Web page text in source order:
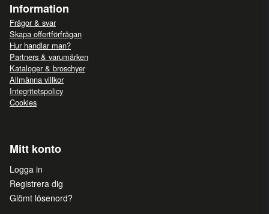
Information
Frågor & svar
Skapa offertförfrågan
Hur handlar man?
Partners & varumärken
Kataloger & broschyer
Allmänna villkor
Integritetspolicy
Cookies
Mitt konto
Logga in
Registrera dig
Glömt lösenord?